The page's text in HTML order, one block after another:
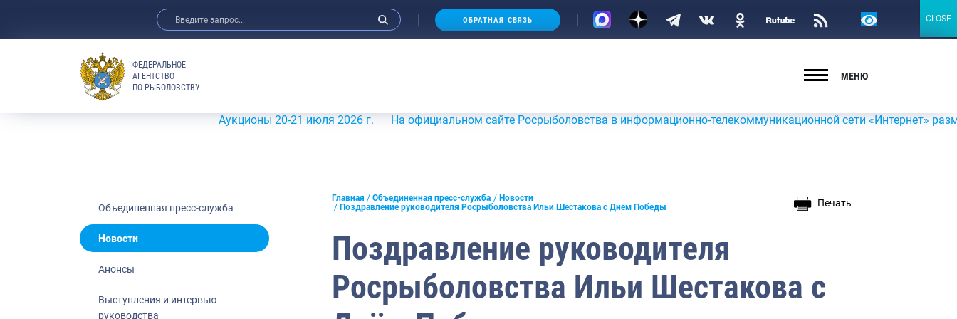
Анонсы
Отраслевые СМИ
Выставки и конференции
Научно-практическая литература
Рыбоохрана России
ОБРАТНАЯ СВЯЗЬ
Версия
ФЕДЕРАЛЬНОЕ
АГЕНТСТВО
ПО РЫБОЛОВСТВУ
МЕНЮ
Аукционы 20-21 июля 2026 г. На официальном сайте Росрыболовства в информационно-телекоммуникационной сети «Интернет»
Объединенная пресс-служба
Новости
Анонсы
Выступления и интервью
руководства
Главная Объединенная пресс-служба
Новости
Поздравление руководителя Росрыболовства Ильи Шестакова с Днём Победы
Печать
Поздравление руководителя
Росрыболовства Ильи Шестакова с
CLOSE
CLOSE